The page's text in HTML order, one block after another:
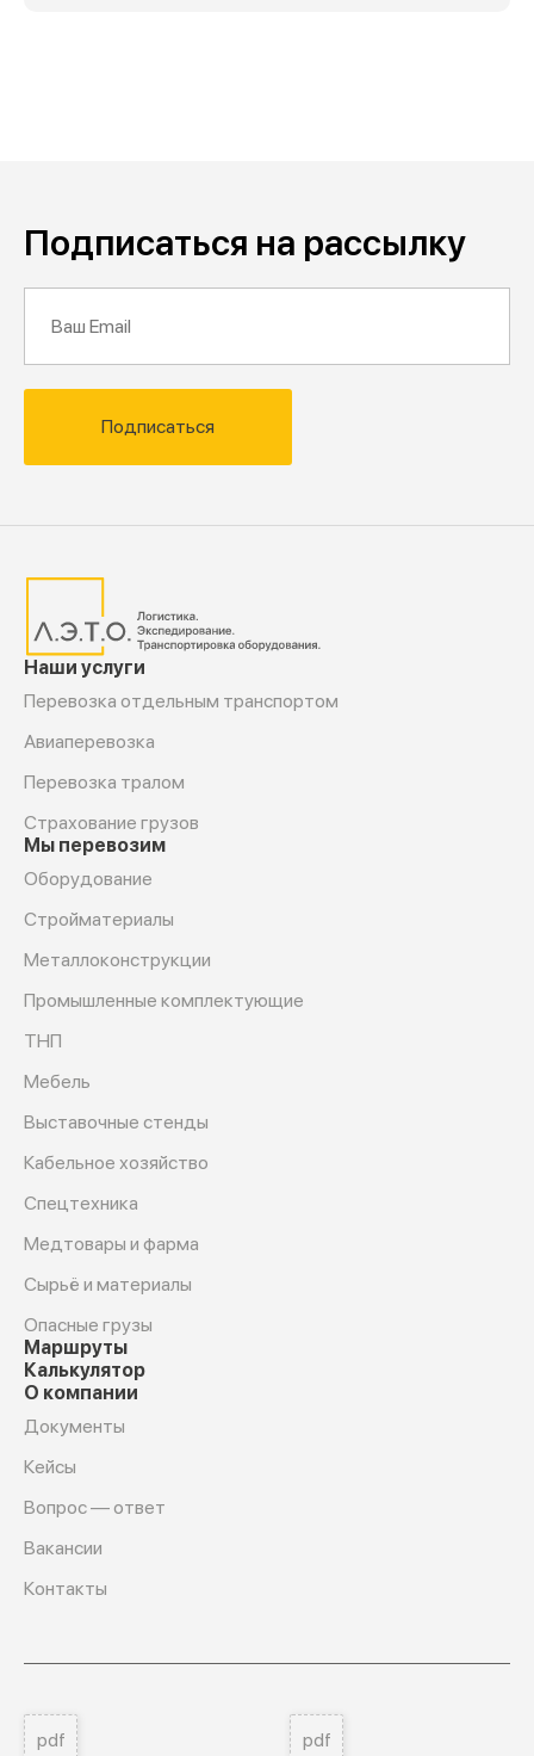
Подписаться на рассылку
Подписаться
Наши услуги
Перевозка отдельным транспортом
Авиаперевозка
Перевозка тралом
Страхование грузов
Мы перевозим
Оборудование
Cтройматериалы
Металлоконструкции
Промышленные комплектующие
ТНП
Мебель
Выставочные стенды
Кабельное хозяйство
Спецтехника
Медтовары и фарма
Сырьё и материалы
Опасные грузы
Маршруты
Калькулятор
О компании
Документы
Кейсы
Вопрос — ответ
Вакансии
Контакты
pdf pdf